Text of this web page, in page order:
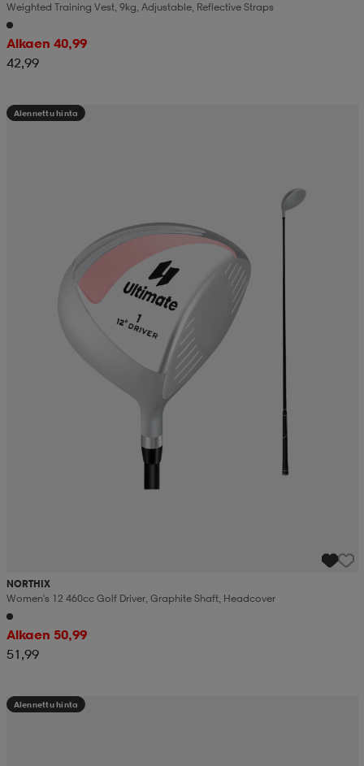
Weighted Training Vest, 9kg, Adjustable, Reflective Straps
Alkaen 40,99
42,99
Alennettu hinta
NORTHIX
Women's 12 460cc Golf Driver, Graphite Shaft, Headcover
Alkaen 50,99
51,99
Alennettu hinta